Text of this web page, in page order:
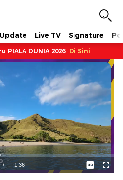
Live TV Signature
PIALA DUNIA 2026 Di Sini
/ Durasi
1:36